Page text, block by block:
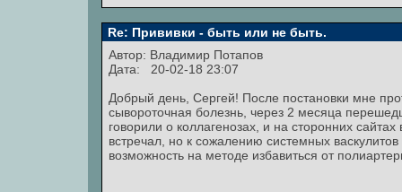
Re: Прививки - быть или не быть.
Автор: Владимир Потапов
Дата: 20-02-18 23:07
Добрый день, Сергей! После постановки мне
сывороточная болезнь, через 2 месяца
говорили о коллагенозах, и на сторонних
встречал, но к сожалению системных
возможность на методе избавиться от